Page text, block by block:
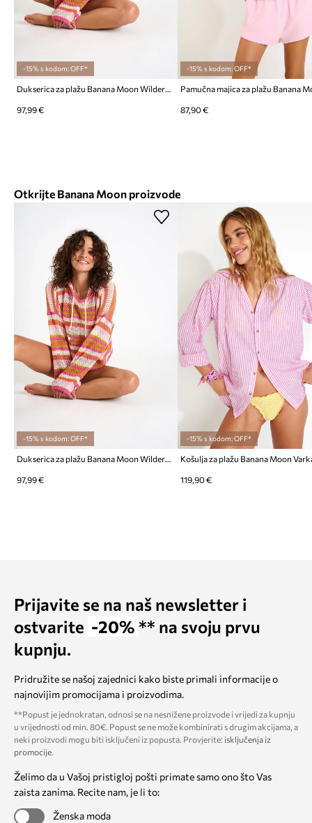
-15% s kodom: OFF*
Dukserica za plažu Banana Moon Wilderness
97,99 €
-15% s kodom: OFF*
87,90 €
Otkrijte Banana Moon proizvode
-15% s kodom: OFF*
Dukserica za plažu Banana Moon Wilderness
97,99 €
-15% s kodom: OFF*
Košulja za plažu Banana Moon
119,90 €
Prijavite se na naš newsletter i
ostvarite -20% ** na svoju prvu
kupnju.
Pridružite se našoj zajednici kako biste primali informacije o
najnovijim promocijama i proizvodima.
**Popust je jednokratan, odnosi se na nesnižene proizvode i vrijedi za kupnju
u vrijednosti od min. 80€. Popust se ne može kombinirati s drugim akcijama, a
neki proizvodi mogu biti isključeni iz popusta. Provjerite: isključenja iz
promocije.
Želimo da u Vašoj pristigloj pošti primate samo ono što Vas
zaista zanima. Recite nam, je li to:
Ženska moda